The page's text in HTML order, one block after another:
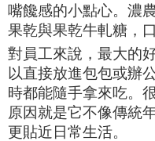
嘴饞感的小點心。濃
果乾與果乾牛軋糖，
對員工來說，最大的
以直接放進包包或辦
時都能隨手拿來吃。
原因就是它不像傳統
更貼近日常生活。